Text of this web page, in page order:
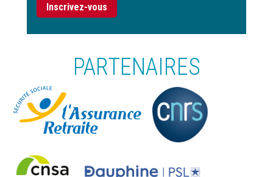
Inscrivez-vous
PARTENAIRES